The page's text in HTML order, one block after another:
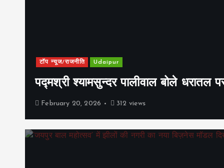
टॉप न्यूज/राजनीति Udaipur
पद्मश्री श्यामसुन्दर पालीवाल बोले धरातल
February 20, 2026 312 views